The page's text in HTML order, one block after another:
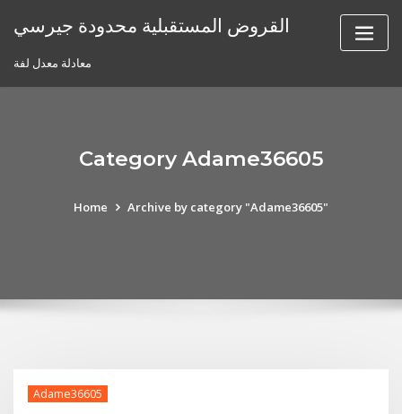
القروض المستقبلية محدودة جيرسي
معادلة معدل لفة
Category Adame36605
Home Archive by category "Adame36605"
Adame36605